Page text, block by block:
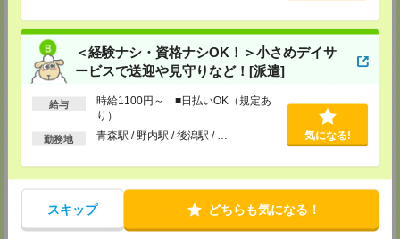
＜経験ナシ・資格ナシOK！＞小さめデイサ
ービスで送迎や見守りなど！[派遣]
給与
時給1100円～ ■日払いOK（規定あ
り）
勤務地 青森駅 / 野内駅 / 後潟駅 / … 気になる!
スキップ どちらも気になる！
神戸営業所
〒650-0044
兵庫県神戸市中央区東川崎町1丁目3番3号 神戸ハーバーランドセンタービ
ル18階
TEL：0120-995-984
担当：採用担当
広島営業所
広島県広島市中区紙屋町2丁目1番地22号 広島興銀ビル11階
FAX：0120-934-504
担当：採用担当
松山営業所